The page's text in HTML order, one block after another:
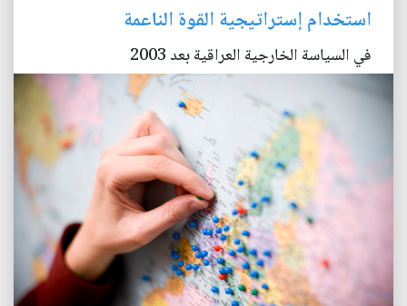
استخدام إستراتيجية القوة الناعمة
في السياسة الخارجية العراقية بعد 2003